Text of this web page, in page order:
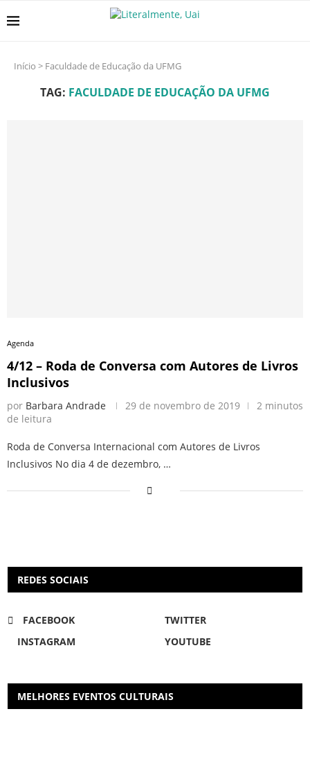
Início > Faculdade de Educação da UFMG
TAG: FACULDADE DE EDUCAÇÃO DA UFMG
Agenda
4/12 – Roda de Conversa com Autores de Livros
Inclusivos
por Barbara Andrade 29 de novembro de 2019
2 minutos
de leitura
Roda de Conversa Internacional com Autores de Livros
Inclusivos No dia 4 de dezembro, …
REDES SOCIAIS
FACEBOOK
TWITTER
INSTAGRAM
YOUTUBE
MELHORES EVENTOS CULTURAIS